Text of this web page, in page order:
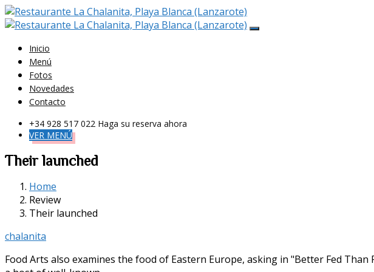
Inicio
Menú
Fotos
Novedades
Contacto
+34 928 517 022 Haga su reserva ahora
VER MENÚ
Their launched
Home
Review
Their launched
chalanita
Food Arts also examines the food of Eastern Europe, asking in "Better Fed